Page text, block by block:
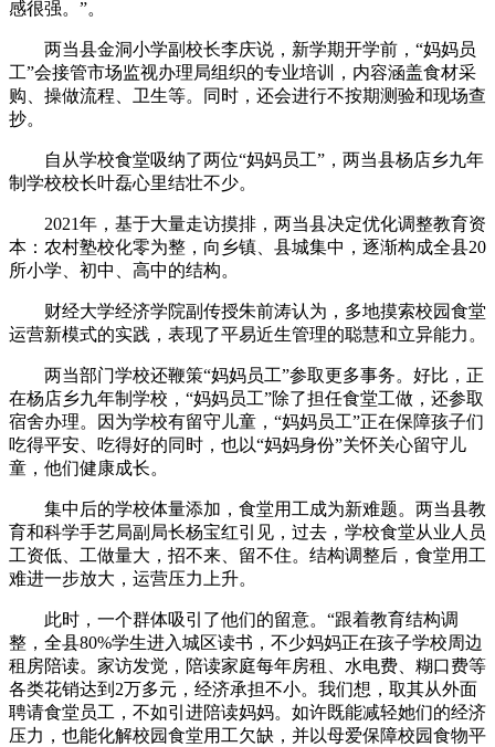
感很强。”。
两当县金洞小学副校长李庆说，新学期开学前，“妈妈员
工”会接管市场监视办理局组织的专业培训，内容涵盖食材采
购、操做流程、卫生等。同时，还会进行不按期测验和现场查
抄。
自从学校食堂吸纳了两位“妈妈员工”，两当县杨店乡九年
制学校校长叶磊心里结壮不少。
2021年，基于大量走访摸排，两当县决定优化调整教育资
本：农村塾校化零为整，向乡镇、县城集中，逐渐构成全县20
所小学、初中、高中的结构。
财经大学经济学院副传授朱前涛认为，多地摸索校园食堂
运营新模式的实践，表现了平易近生管理的聪慧和立异能力。
两当部门学校还鞭策“妈妈员工”参取更多事务。好比，正
在杨店乡九年制学校，“妈妈员工”除了担任食堂工做，还参取
宿舍办理。因为学校有留守儿童，“妈妈员工”正在保障孩子们
吃得平安、吃得好的同时，也以“妈妈身份”关怀关心留守儿
童，他们健康成长。
集中后的学校体量添加，食堂用工成为新难题。两当县教
育和科学手艺局副局长杨宝红引见，过去，学校食堂从业人员
工资低、工做量大，招不来、留不住。结构调整后，食堂用工
难进一步放大，运营压力上升。
此时，一个群体吸引了他们的留意。“跟着教育结构调
整，全县80%学生进入城区读书，不少妈妈正在孩子学校周边
租房陪读。家访发觉，陪读家庭每年房租、水电费、糊口费等
各类花销达到2万多元，经济承担不小。我们想，取其从外面
聘请食堂员工，不如引进陪读妈妈。如许既能减轻她们的经济
压力，也能化解校园食堂用工欠缺，并以母爱保障校园食物平